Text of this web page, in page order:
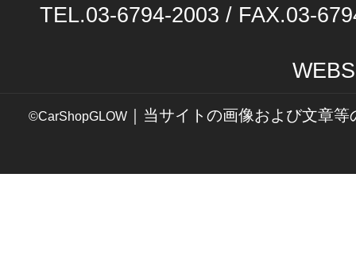
TEL.03-6794-2003 / FAX.03-
©CarShopGLOW ｜当サイトの画像および文章